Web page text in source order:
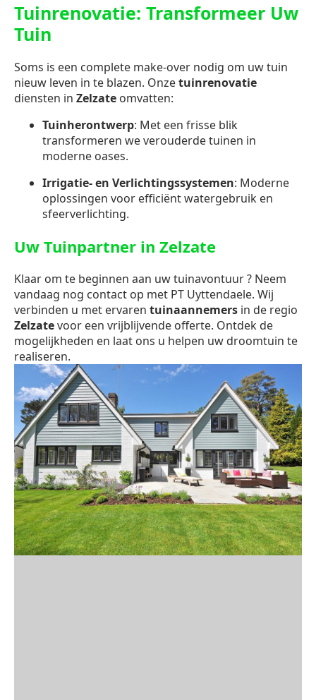
Tuinrenovatie: Transformeer Uw
Tuin
Soms is een complete make-over nodig om uw tuin
nieuw leven in te blazen. Onzetuinrenovatie
diensten in Zelzate omvatten:
Tuinherontwerp: Met een frisse blik
transformeren we verouderde tuinen in
moderne oases.
Irrigatie- en Verlichtingssystemen: Moderne
oplossingen voor efficiënt watergebruik en
sfeerverlichting.
Uw Tuinpartner in Zelzate
Klaar om te beginnen aan uw tuinavontuur ? Neem
vandaag nog contact op met PT Uyttendaele. Wij
verbinden u met ervaren tuinaannemers in de regio
Zelzatevoor een vrijblijvende offerte. Ontdek de
mogelijkheden en laat ons u helpen uw droomtuin te
realiseren.